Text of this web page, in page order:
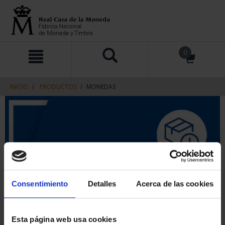
Consentimiento Detalles Acerca de las cookies
Esta página web usa cookies
contenido
navegacin
0
INICIO PRODUCTOS MONEDAS